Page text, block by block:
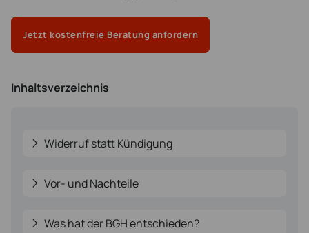
Jetzt kostenfreie Beratung anfordern
Inhaltsverzeichnis
Widerruf statt Kündigung
Vor- und Nachteile
Was hat der BGH entschieden?